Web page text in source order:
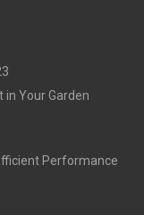
Your Garden
Performance